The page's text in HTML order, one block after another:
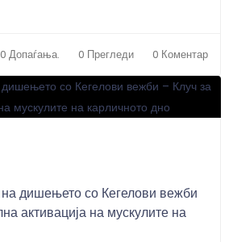
0 Допаѓања. 0 Прегледи 0 Коментар
дишењето со Кегелови вежби
активација на мускулите на